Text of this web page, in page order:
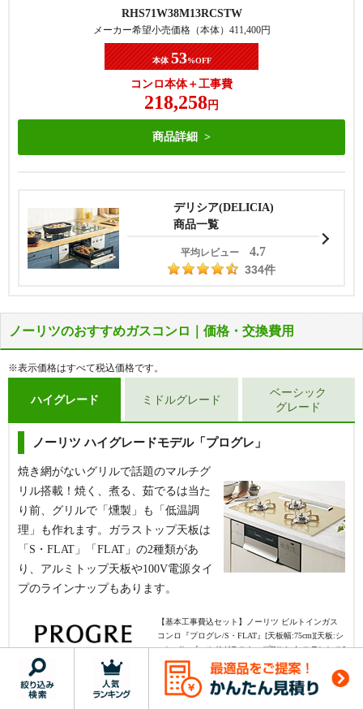
RHS71W38M13RCSTW
メーカー希望小売価格（本体） 411,400円
本体 53%OFF
コンロ本体＋工事費
218,258 円
商品詳細
平均レビュー 4.7
334件
デリシア(DELICIA)
商品一覧
落ち着きのある上品な4色の天板展開が男
力やスモークオフ、オートグリルといった
便利な機能が標準搭載されており、さら
ートが付属しているので、お手入れ性能が
高いのも魅力。
幅60cm
【基本工事費込セット】
リンナイ ビルトインガスコン
ロ『リッセ』[天板幅:60cm][天板:サテンシルバー・ガ
ラストップ][ごとく:ホーロー][レンジフード連動][オー
ブン接続可][付属品:ココットプレート]
コンロ基本機能
お手入れ性能
操作性能その他
※押していただくと機能詳細一覧がご覧いただけま
リンナイのベーシックモデルは天板カラー
シンプルな機能が人気の「メタルトッ
プ」、水無し両面焼きが搭載された「セン
幅60cm
【基本工事費込セット】リンナイ ビルトインガスコン
ュ・パールクリスタル][ごとく:ホーロー][レンジフード
連動なし][オーブン接続可][付属品:ココットプレート]
コンロ基本機能
グリル基本機能
操作性能その他
※押していただくと機能詳細一覧がご覧いただけま
す。
RS31W35P43DGAVW
メーカー希望小売価格（本体）192,500円
ノーリツのおすすめガスコンロ｜価格・交換費用
※表示価格はすべて税込価格です。
ハイグレード
ノーリツ ハイグレードモデル「プログレ」
焼き網がないグリルで話題のマルチグ
リル搭載！焼く、煮る、茹でるは当た
り前、グリルで「燻製」も「低温調
理」も作れます。ガラストップ天板は
「S・FLAT」「FLAT」の2種類があ
り、アルミトップ天板や100V電源タイ
プのラインナップもあります。
【基本工事費込セット】
ノーリツ ビルトインガス
コンロ『プログレ/S・FLAT』[天板幅:75cm][天板:シ
ャンパンゴールドガラストップ][ごとく:ステンレス]
[レンジフード連動][オーブン接続不可][付属品:波型
プレートパンLグラネ、キャセロールL]
コンロ基本機能
ミドルグレード
ベーシック
グレード